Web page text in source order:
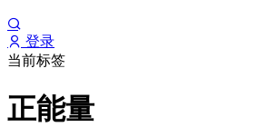
登录
当前标签
正能量